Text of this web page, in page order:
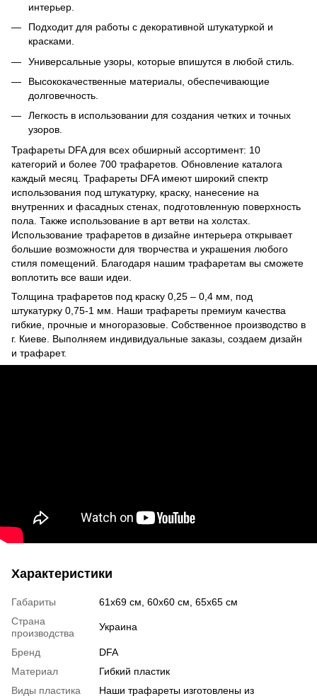
интерьер.
Подходит для работы с декоративной штукатуркой и
красками.
Универсальные узоры, которые впишутся в любой стиль.
Высококачественные материалы, обеспечивающие
долговечность.
Легкость в использовании для создания четких и точных
узоров.
Трафареты DFA для всех обширный ассортимент: 10
категорий и более 700 трафаретов. Обновление каталога
каждый месяц. Трафареты DFA имеют широкий спектр
использования под штукатурку, краску, нанесение на
внутренних и фасадных стенах, подготовленную поверхность
пола. Также использование в арт ветви на холстах.
Использование трафаретов в дизайне интерьера открывает
большие возможности для творчества и украшения любого
стиля помещений. Благодаря нашим трафаретам вы сможете
воплотить все ваши идеи.
Толщина трафаретов под краску 0,25 – 0,4 мм, под
штукатурку 0,75-1 мм. Наши трафареты премиум качества
гибкие, прочные и многоразовые. Собственное производство в
г. Киеве. Выполняем индивидуальные заказы, создаем дизайн
и трафарет.
Характеристики
Габариты
61x69 см, 60x60 см, 65x65 см
Страна
производства
Украина
Бренд
DFA
Материал
Гибкий пластик
Виды пластика
Наши трафареты изготовлены из